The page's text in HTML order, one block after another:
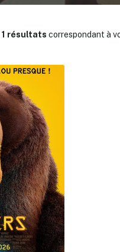
1 résultats correspondant à